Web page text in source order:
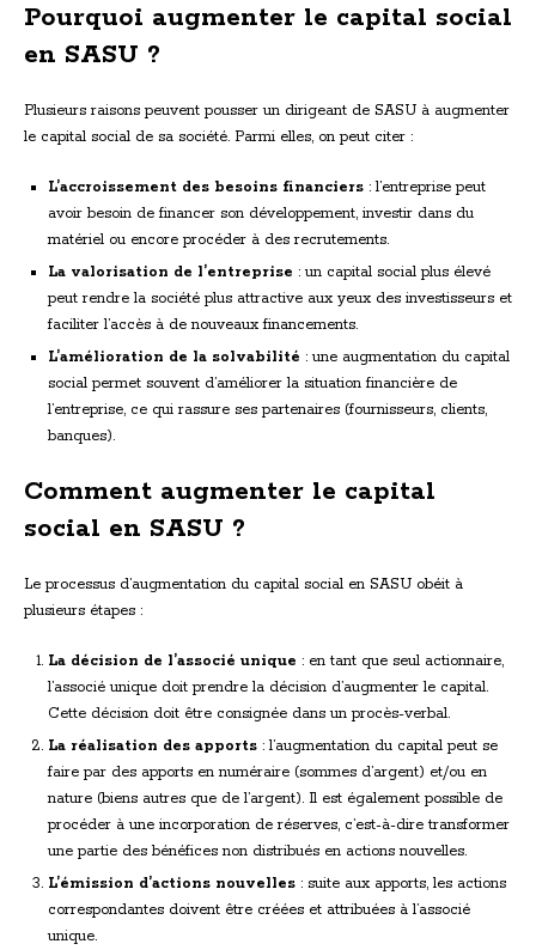
Pourquoi augmenter le capital social
en SASU ?
Plusieurs raisons peuvent pousser un dirigeant de SASU à augmenter
le capital social de sa société. Parmi elles, on peut citer :
L’accroissement des besoins financiers : l’entreprise peut
avoir besoin de financer son développement, investir dans du
matériel ou encore procéder à des recrutements.
La valorisation de l’entreprise : un capital social plus élevé
peut rendre la société plus attractive aux yeux des investisseurs et
faciliter l’accès à de nouveaux financements.
L’amélioration de la solvabilité : une augmentation du capital
social permet souvent d’améliorer la situation financière de
l’entreprise, ce qui rassure ses partenaires (fournisseurs, clients,
banques).
Comment augmenter le capital
social en SASU ?
Le processus d’augmentation du capital social en SASU obéit à
plusieurs étapes :
La décision de l’associé unique : en tant que seul actionnaire,
l’associé unique doit prendre la décision d’augmenter le capital.
Cette décision doit être consignée dans un procès-verbal.
La réalisation des apports : l’augmentation du capital peut se
faire par des apports en numéraire (sommes d’argent) et/ou en
nature (biens autres que de l’argent). Il est également possible de
procéder à une incorporation de réserves, c’est-à-dire transformer
une partie des bénéfices non distribués en actions nouvelles.
L’émission d’actions nouvelles : suite aux apports, les actions
correspondantes doivent être créées et attribuées à l’associé
unique.